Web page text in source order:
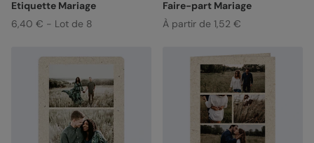
Etiquette Mariage
6,40 € - Lot de 8
Faire-part Mariage
À partir de 1,52 €